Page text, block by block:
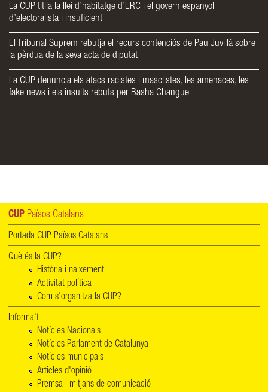
La CUP titlla la llei d’habitatge d’ERC i el govern espanyol
d’electoralista i insuficient
El Tribunal Suprem rebutja el recurs contenciós de Pau Juvillà sobre
la pèrdua de la seva acta de diputat
La CUP denuncia els atacs racistes i masclistes, les amenaces, les
fake news i els insults rebuts per Basha Changue
CUP Països Catalans
Portada CUP Països Catalans
Què és la CUP?
Història i naixement
Activitat política
Com s'organitza la CUP?
Informa't
Notícies Nacionals
Notícies Parlament de Catalunya
Notícies municipals
Articles d'opinió
Premsa i mitjans de comunicació